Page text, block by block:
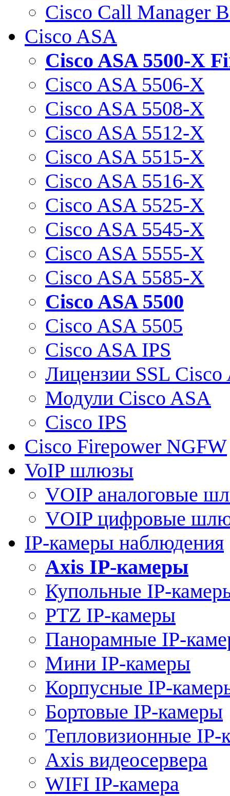
Cisco Call Manager
Cisco ASA
Cisco ASA 5500-X
Cisco ASA 5506-X
Cisco ASA 5508-X
Cisco ASA 5512-X
Cisco ASA 5515-X
Cisco ASA 5516-X
Cisco ASA 5525-X
Cisco ASA 5545-X
Cisco ASA 5555-X
Cisco ASA 5585-X
Cisco ASA 5500
Cisco ASA 5505
Cisco ASA IPS
Лицензии SSL Cisco
Модули Cisco ASA
Cisco IPS
Cisco Firepower NGFW
VoIP шлюзы
VOIP аналоговые
VOIP цифровые
IP-камеры наблюдения
Axis IP-камеры
Купольные IP-
PTZ IP-камеры
Панорамные IP-
Мини IP-камеры
Корпусные IP-
Бортовые IP-камеры
Тепловизионные IP-
Axis видеосервера
WIFI IP-камера